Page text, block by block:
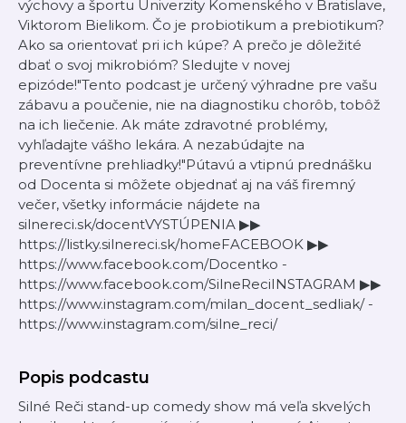
výchovy a športu Univerzity Komenského v Bratislave,
Viktorom Bielikom. Čo je probiotikum a prebiotikum?
Ako sa orientovať pri ich kúpe? A prečo je dôležité
dbať o svoj mikrobióm? Sledujte v novej
epizóde!"Tento podcast je určený výhradne pre vašu
zábavu a poučenie, nie na diagnostiku chorôb, tobôž
na ich liečenie. Ak máte zdravotné problémy,
vyhľadajte vášho lekára. A nezabúdajte na
preventívne prehliadky!"Pútavú a vtipnú prednášku
od Docenta si môžete objednať aj na váš firemný
večer, všetky informácie nájdete na
silnereci.sk/docentVYSTÚPENIA ▶▶
https://listky.silnereci.sk/homeFACEBOOK ▶▶
https://www.facebook.com/Docentko -
https://www.facebook.com/SilneReciINSTAGRAM ▶▶
https://www.instagram.com/milan_docent_sedliak/ -
https://www.instagram.com/silne_reci/
Popis podcastu
Silné Reči stand-up comedy show má veľa skvelých